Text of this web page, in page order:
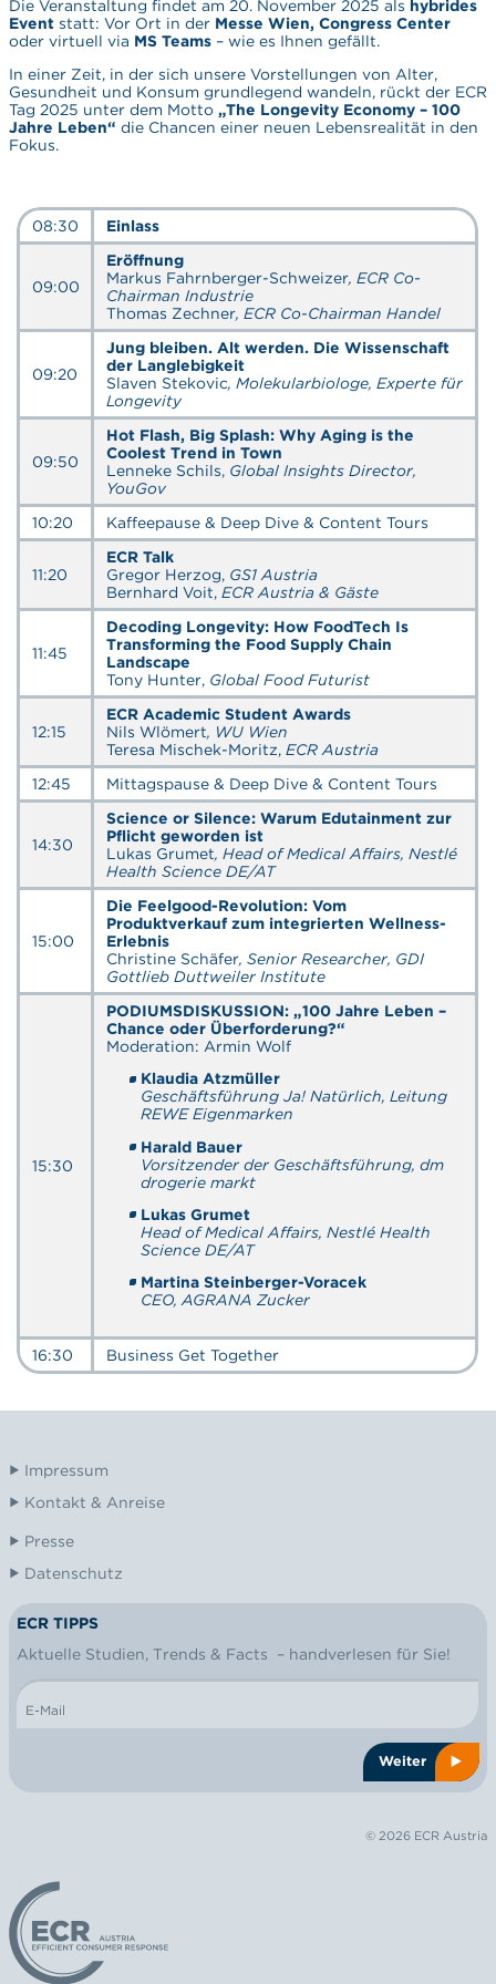
Die Veranstaltung findet am 20. November 2025 als hybrides
Event statt: Vor Ort in der Messe Wien, Congress Center
oder virtuell via MS Teams– wie es Ihnen gefällt.
In einer Zeit, in der sich unsere Vorstellungen von Alter,
Gesundheit und Konsum grundlegend wandeln, rückt der ECR
Tag 2025 unter dem Motto „The Longevity Economy – 100
Jahre Leben“ die Chancen einer neuen Lebensrealität in den
Fokus.
08:30 Einlass
09:00
Eröffnung
Markus Fahrnberger-Schweizer, ECR Co-
Chairman Industrie
Thomas Zechner, ECR Co-Chairman Handel
09:20
Jung bleiben. Alt werden. Die Wissenschaft
der Langlebigkeit
Slaven Stekovic, Molekularbiologe, Experte für
Longevity
09:50
Hot Flash, Big Splash: Why Aging is the
Coolest Trend in Town
Lenneke Schils, Global Insights Director,
YouGov
10:20
Kaffeepause & Deep Dive & Content Tours
11:20
ECR Talk
Gregor Herzog,GS1 Austria
Bernhard Voit, ECR Austria & Gäste
11:45
Decoding Longevity: How FoodTech Is
Transforming the Food Supply Chain
Landscape
Tony Hunter, Global Food Futurist
12:15
ECR Academic Student Awards
Nils Wlömert, WU Wien
Teresa Mischek-Moritz,ECR Austria
12:45
Mittagspause & Deep Dive & Content Tours
14:30
Science or Silence: Warum Edutainment zur
Pflicht geworden ist
Lukas Grumet, Head of Medical Affairs, Nestlé
Health Science DE/AT
15:00
Die Feelgood-Revolution: Vom
Produktverkauf zum integrierten Wellness-
Erlebnis
Christine Schäfer, Senior Researcher, GDI
Gottlieb Duttweiler Institute
15:30
PODIUMSDISKUSSION: „100 Jahre Leben –
Chance oder Überforderung?“
Moderation: Armin Wolf
Klaudia Atzmüller
Geschäftsführung Ja! Natürlich, Leitung
REWE Eigenmarken
Harald Bauer
Vorsitzender der Geschäftsführung, dm
drogerie markt
Lukas Grumet
Head of Medical Affairs,Nestlé Health
Science DE/AT
Martina Steinberger-Voracek
CEO, AGRANA Zucker
16:30 Business Get Together
Impressum
Kontakt & Anreise
Presse
Datenschutz
NEWSLETTER
ECR TIPPS
Aktuelle Studien, Trends & Facts – handverlesen für Sie!
E-Mail
Weiter
© 2026 ECR Austria
Logo: ECR Austria